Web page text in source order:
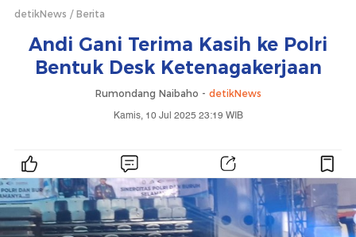
detikNews Berita
Andi Gani Terima Kasih ke Polri
Bentuk Desk Ketenagakerjaan
Rumondang Naibaho - detikNews
Kamis, 10 Jul 2025 23:19 WIB